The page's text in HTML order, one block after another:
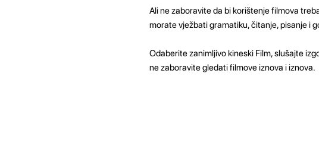
Ali ne zaboravite da bi korištenje filmova
morate vježbati gramatiku, čitanje, pisanje i
Odaberite zanimljivo kineski Film, slušajte
ne zaboravite gledati filmove iznova i iznova.